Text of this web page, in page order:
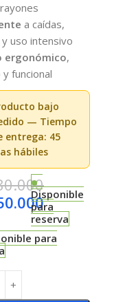
a caídas,
uso intensivo
ergonómico,
funcional
bajo
— Tiempo
entrega: 45
hábiles
Disponible
para
reserva
para